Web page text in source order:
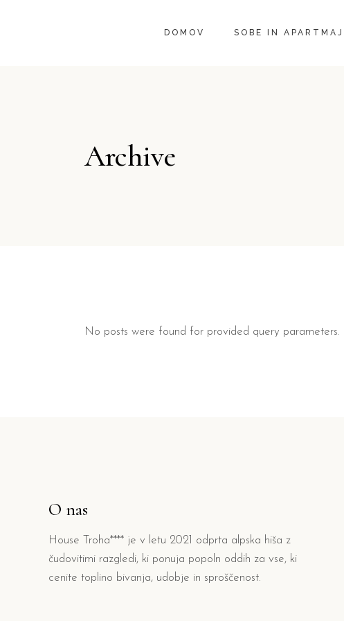
DOMOV SOBE IN APARTMAJI
Archive
No posts were found for provided query parameters.
O nas
House Troha**** je v letu 2021 odprta alpska hiša z
čudovitimi razgledi, ki ponuja popoln oddih za vse, ki
cenite toplino bivanja, udobje in sproščenost.